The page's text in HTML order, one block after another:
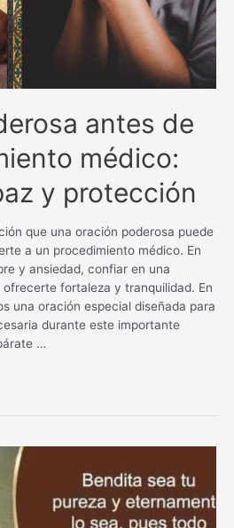
antes de
médico:
y protección
que una oración poderosa puede
a un procedimiento médico. En
y ansiedad, confiar en una
fortaleza y tranquilidad. En
una oración especial diseñada para
durante este importante
…